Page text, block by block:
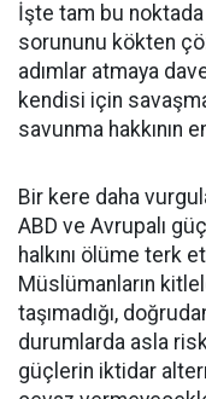
İşte tam bu
sorununu kökten
adımlar atmaya
kendisi için
savunma hakkının
Bir kere daha
ABD ve Avrupalı
halkını ölüme terk
Müslümanların
taşımadığı,
durumlarda asla
güçlerin iktidar